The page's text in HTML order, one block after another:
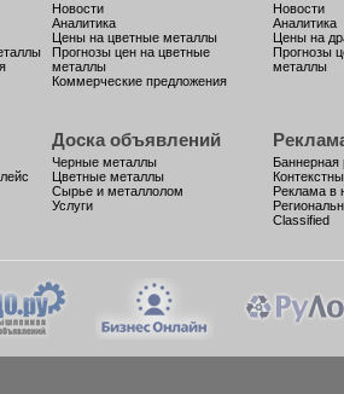
Новости
Аналитика
Цены на цветные металлы
Прогнозы цен на цветные
металлы
Коммерческие предложения
Новости
Аналитика
Цены на
Прогнозы
металлы
Доска объявлений
Черные металлы
Цветные металлы
Сырье и металлолом
Услуги
Баннерная
Реклама в
Classified